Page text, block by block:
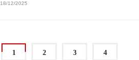
18/12/2025
1 2 3 4